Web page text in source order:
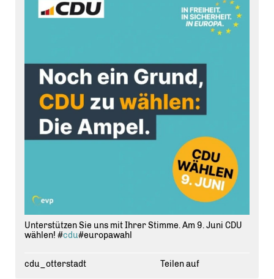
Unterstützen Sie uns mit Ihrer Stimme. Am 9. Juni CDU
wählen! #cdu#europawahl
cdu_otterstadt Teilen auf